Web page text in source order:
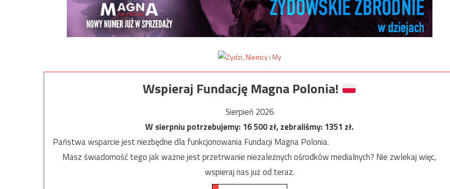
Wspieraj Fundację Magna Polonia!
Sierpień 2026
W sierpniu potrzebujemy:16 500zł, zebraliśmy:1351 zł.
Państwa wsparcie jest niezbędne dla funkcjonowania Fundacji Magna Polonia.
Masz świadomość tego jak ważne jest przetrwanie niezależnych ośrodków medialnych? Nie zwlekaj więc,
wspieraj nas już od teraz.